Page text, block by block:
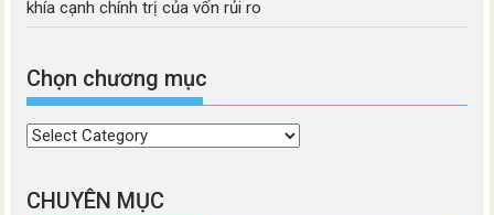
khía cạnh chính trị của vốn rủi ro
Chọn chương mục
Chọn
mục
CHUYÊN MỤC